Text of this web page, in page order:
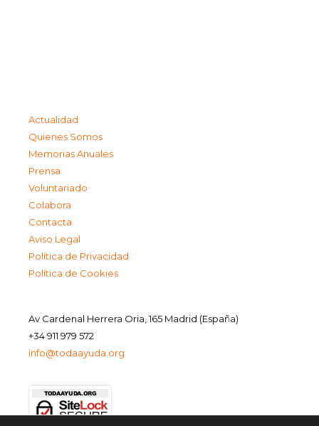
Actualidad
Quienes Somos
Memorias Anuales
Prensa
Voluntariado
Colabora
Contacta
Aviso Legal
Política de Privacidad
Política de Cookies
Av Cardenal Herrera Oria, 165 Madrid (España)
+34 911 979 572
info@todaayuda.org